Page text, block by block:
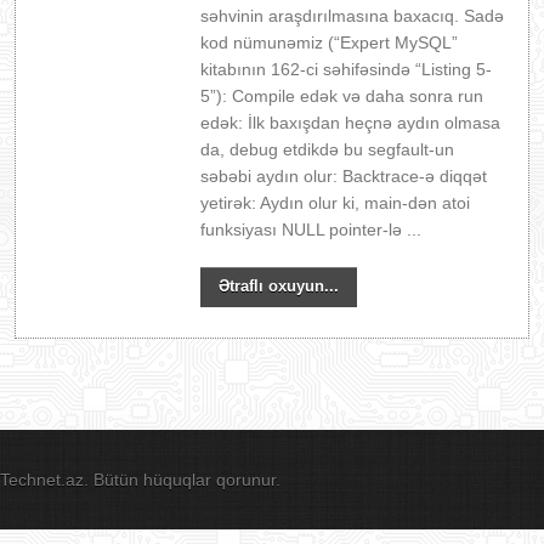
səhvinin araşdırılmasına baxacıq. Sadə
kod nümunəmiz (“Expert MySQL”
kitabının 162-ci səhifəsində “Listing 5-
5”): Compile edək və daha sonra run
edək: İlk baxışdan heçnə aydın olmasa
da, debug etdikdə bu segfault-un
səbəbi aydın olur: Backtrace-ə diqqət
yetirək: Aydın olur ki, main-dən atoi
funksiyası NULL pointer-lə ...
Ətraflı oxuyun...
Technet.az. Bütün hüquqlar qorunur.